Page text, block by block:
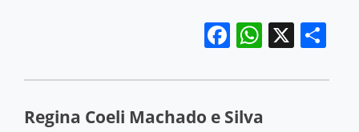
Facebook
X
Regina Coeli Machado e Silva